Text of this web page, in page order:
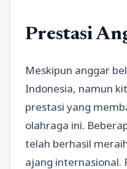
Prestasi
Meskipun anggar
Indonesia, namun
prestasi yang
olahraga ini.
telah berhasil
ajang internasional.